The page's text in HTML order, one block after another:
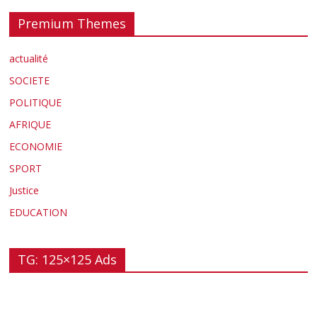
Premium Themes
actualité
SOCIETE
POLITIQUE
AFRIQUE
ECONOMIE
SPORT
Justice
EDUCATION
TG: 125×125 Ads